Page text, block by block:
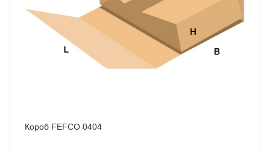
Короб FEFCO 0404